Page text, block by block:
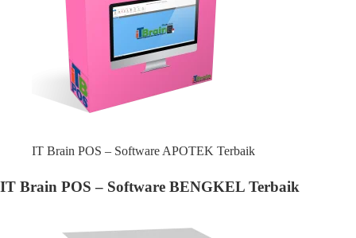
IT Brain POS – Software APOTEK Terbaik
IT Brain POS – Software BENGKEL Terbaik